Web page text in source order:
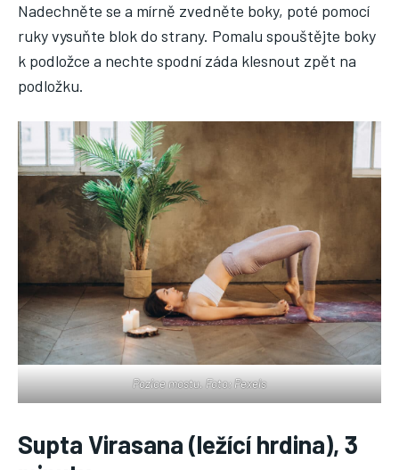
Nadechněte se a mírně zvedněte boky, poté pomocí
ruky vysuňte blok do strany. Pomalu spouštějte boky
k podložce a nechte spodní záda klesnout zpět na
podložku.
Pozice mostu. Foto: Pexels
Supta Virasana (ležící hrdina), 3